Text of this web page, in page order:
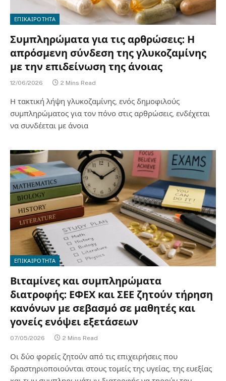
ΕΠΙΚΑΙΡΟΤΗΤΑ
Συμπληρώματα για τις αρθρώσεις: Η
απρόσμενη σύνδεση της γλυκοζαμίνης
με την επιδείνωση της άνοιας
12/06/2026 2 Mins Read
Η τακτική λήψη γλυκοζαμίνης, ενός δημοφιλούς
συμπληρώματος για τον πόνο στις αρθρώσεις, ενδέχεται
να συνδέεται με άνοια
ΕΠΙΚΑΙΡΟΤΗΤΑ
Βιταμίνες και συμπληρώματα
διατροφής: ΕΦΕΧ και ΣΕΕ ζητούν τήρηση
κανόνων με σεβασμό σε μαθητές και
γονείς ενόψει εξετάσεων
07/05/2026 2 Mins Read
Οι δύο φορείς ζητούν από τις επιχειρήσεις που
δραστηριοποιούνται στους τομείς της υγείας, της ευεξίας